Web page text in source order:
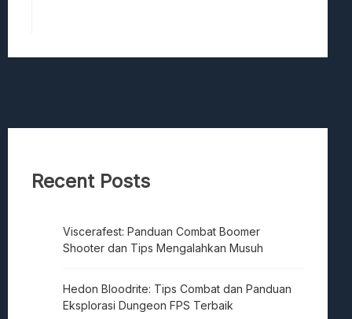
Recent Posts
Viscerafest: Panduan Combat Boomer
Shooter dan Tips Mengalahkan Musuh
Hedon Bloodrite: Tips Combat dan Panduan
Eksplorasi Dungeon FPS Terbaik